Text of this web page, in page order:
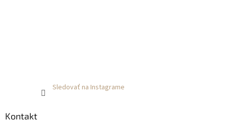
Sledovať na Instagrame
Kontakt